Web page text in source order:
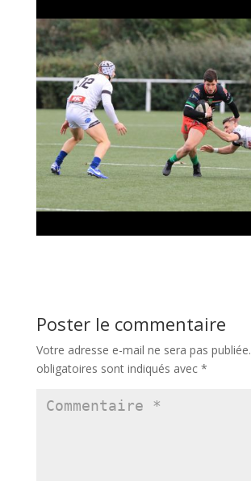
Poster le commentaire
Votre adresse e-mail ne sera pas publiée.
obligatoires sont indiqués avec *